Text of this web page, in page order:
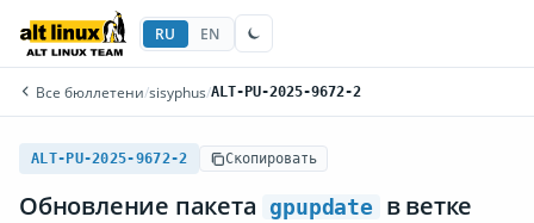
RU EN
Все бюллетени/sisyphus/ALT-PU-2025-9672-2
ALT-PU-2025-9672-2 Скопировать
Обновление пакета gpupdate в ветке